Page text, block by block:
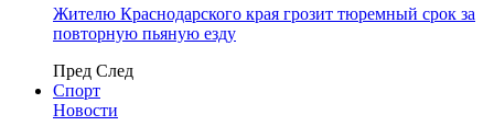
Жителю Краснодарского края грозит тюремный срок за
повторную пьяную езду
Пред След
Спорт
Новости